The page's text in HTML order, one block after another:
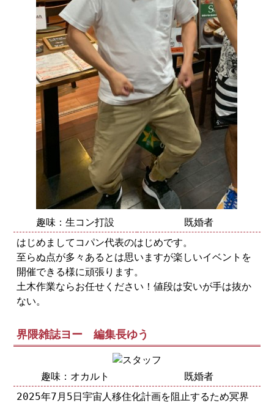
趣味：生コン打設
既婚者
はじめましてコパン代表のはじめです。
至らぬ点が多々あるとは思いますが楽しいイベントを
開催できる様に頑張ります。
土木作業ならお任せください！値段は安いが手は抜か
ない。
界隈雑誌ヨー 編集長ゆう
趣味：オカルト
既婚者
2025年7月5日宇宙人移住化計画を阻止するため冥界